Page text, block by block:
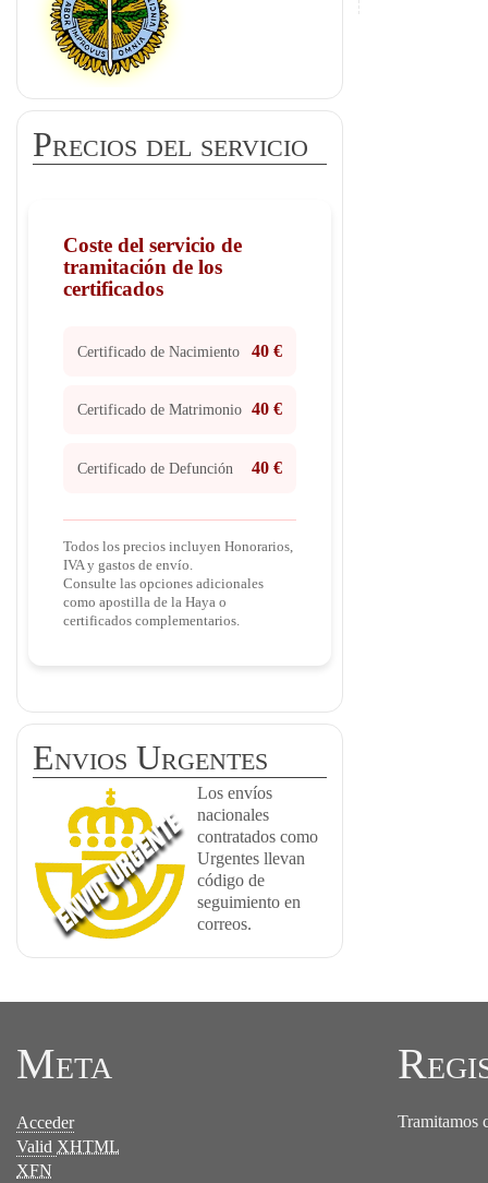
Precios del servicio
Coste del servicio de
tramitación de los
certificados
Certificado de Nacimiento 40 €
Certificado de Matrimonio 40 €
Certificado de Defunción 40 €
Todos los precios incluyen Honorarios,
IVA y gastos de envío.
Consulte las opciones adicionales
como apostilla de la Haya o
certificados complementarios.
Envios Urgentes
Los envíos
nacionales
contratados como
Urgentes llevan
código de
seguimiento en
correos.
Meta
Acceder
Valid XHTML
XFN
Tramitamos